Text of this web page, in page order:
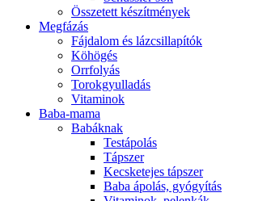
Összetett készítmények
Megfázás
Fájdalom és lázcsillapítók
Köhögés
Orrfolyás
Torokgyulladás
Vitaminok
Baba-mama
Babáknak
Testápolás
Tápszer
Kecsketejes tápszer
Baba ápolás, gyógyítás